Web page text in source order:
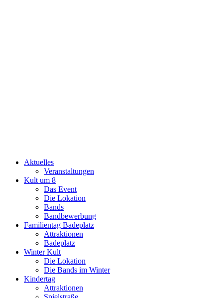
Aktuelles
Veranstaltungen
Kult um 8
Das Event
Die Lokation
Bands
Bandbewerbung
Familientag Badeplatz
Attraktionen
Badeplatz
Winter Kult
Die Lokation
Die Bands im Winter
Kindertag
Attraktionen